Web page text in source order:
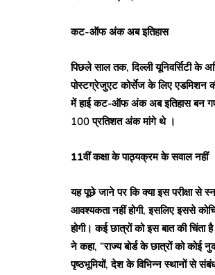
कट-ऑफ अंक अब इतिहास
पिछले साल तक, दिल्ली यूनिवर्सिटी
पोस्टग्रेजुएट कोर्सेज के लिए एडमिशन की
में हाई कट-ऑफ अंक अब इतिहास बन
100 प्रतिशत अंक मांगे थे ।
11वीं कक्षा के पाठ्यक्रम के सवाल नहीं
यह पूछे जाने पर कि क्या इस परीक्षा से
आवश्यकता नहीं होगी, इसलिए इससे
होगी। कई छात्रों को इस बात की चिंता
ने कहा, ”राज्य बोर्ड के छात्रों को कोई
पृष्ठभूमियों, देश के विभिन्न स्थानों से